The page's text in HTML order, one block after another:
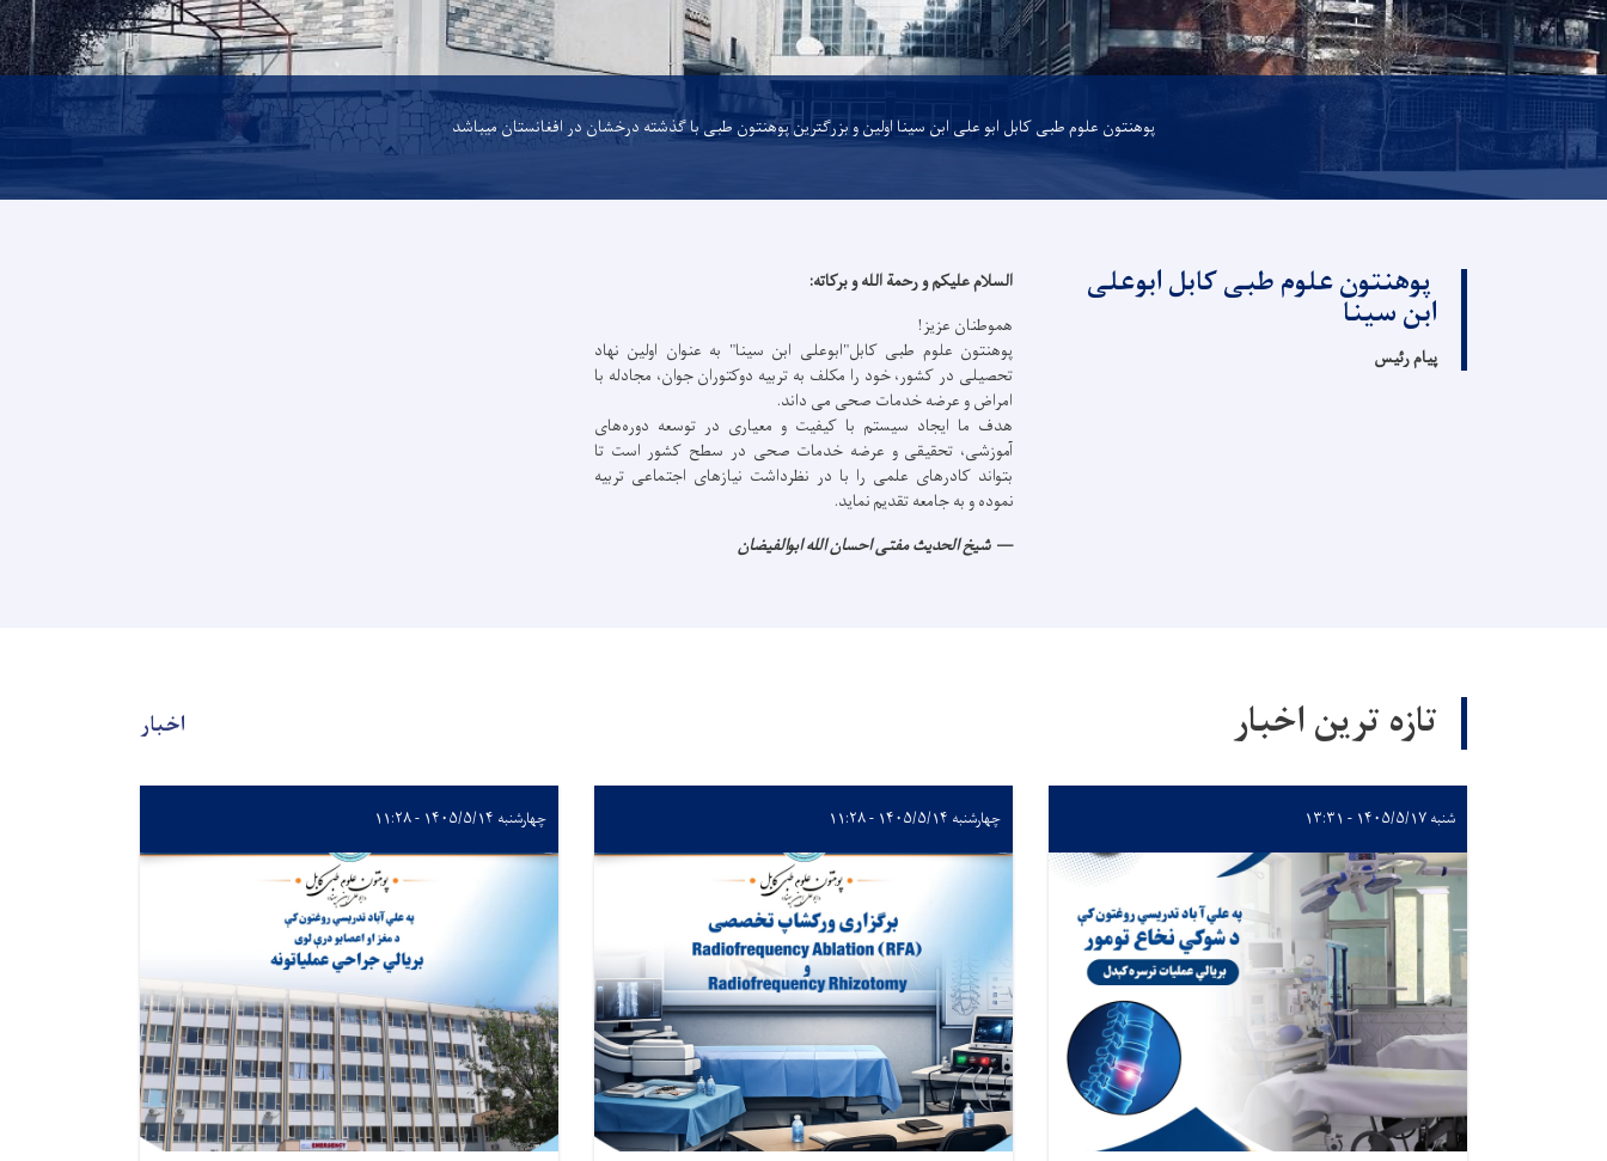
پوهنتون علوم طبی کابل ابو علی ابن سینا اولین و بزرگترین پوهنتون طبی با گذشته درخشان در افغانستان میباشد
پوهنتون علوم طبی کابل ابوعلی
ابن سینا
پیام رئیس
السلام عليكم و رحمة الله و بركاته:
هموطنان عزیز!
پوهنتون علوم طبی کابل"ابوعلی ابن سینا" به عنوان اولین نهاد
تحصیلی در کشور، خود را مکلف به تربیه دوکتوران جوان، مجادله با
امراض و عرضه خدمات صحی می داند.
هدف ما ایجاد سیستم با کیفیت و معیاری در توسعه دوره‌های
آموزشی، تحقیقی و عرضه خدمات صحی در سطح کشور است تا
بتواند کادرهای علمی را با در نظرداشت نیازهای اجتماعی تربیه
نموده و به جامعه تقدیم نماید.
شیخ الحدیث مفتی احسان الله ابوالفیضان
تازه ترین اخبار اخبار
شنبه ۱۴۰۵/۵/۱۷ - ۱۳:۳۱ چهارشنبه ۱۴۰۵/۵/۱۴ - ۱۱:۲۸ چهارشنبه ۱۴۰۵/۵/۱۴ - ۱۱:۲۸